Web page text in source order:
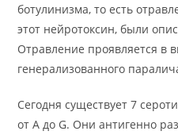
ботулинизма, то есть
этот нейротоксин, были
Отравление проявляется в
генерализованного
Сегодня существует 7
от A до G. Они антигенно